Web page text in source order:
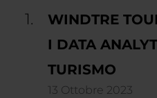
WINDTRE
I DATA
TURISMO
13 Ottobre 2023